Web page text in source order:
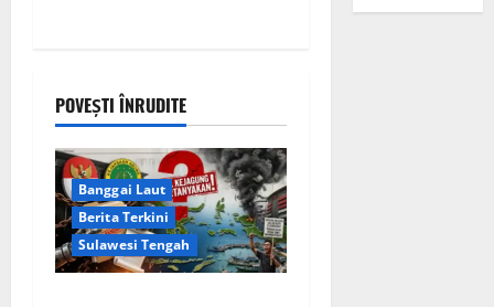
POVEȘTI ÎNRUDITE
Banggai Laut
Berita Terkini
Sulawesi Tengah